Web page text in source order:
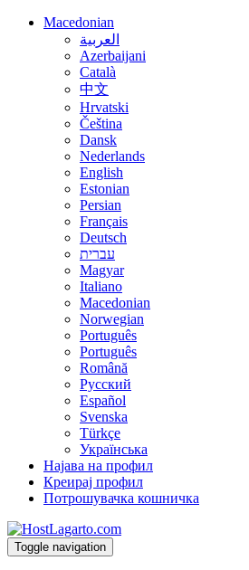
Macedonian
العربية
Azerbaijani
Català
中文
Hrvatski
Čeština
Dansk
Nederlands
English
Estonian
Persian
Français
Deutsch
עברית
Magyar
Italiano
Macedonian
Norwegian
Português
Português
Română
Русский
Español
Svenska
Türkçe
Українська
Најава на профил
Креирај профил
Потрошувачка кошничка
Toggle navigation